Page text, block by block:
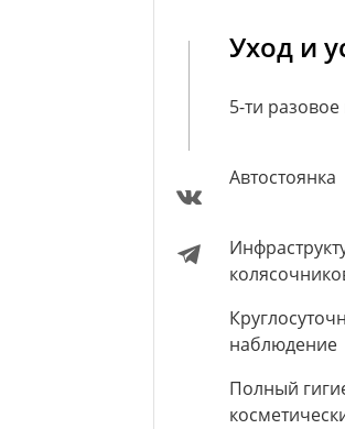
Уход и
5-ти
Автостоянка
наблюдение
Полный